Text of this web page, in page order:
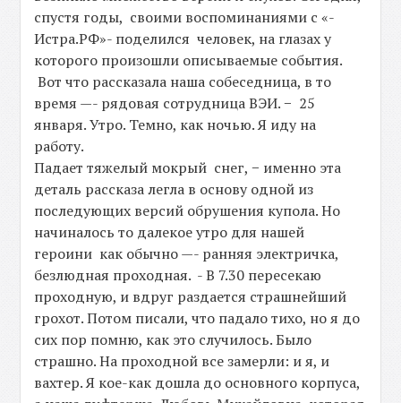
спустя годы, своими воспоминаниями с «-
Истра.РФ»- поделился человек, на глазах у
которого произошли описываемые события.
Вот что рассказала наша собеседница, в то
время —- рядовая сотрудница ВЭИ. − 25
января. Утро. Темно, как ночью. Я иду на
работу.
Падает тяжелый мокрый снег, − именно эта
деталь рассказа легла в основу одной из
последующих версий обрушения купола. Но
начиналось то далекое утро для нашей
героини как обычно —- ранняя электричка,
безлюдная проходная. - В 7.30 пересекаю
проходную, и вдруг раздается страшнейший
грохот. Потом писали, что падало тихо, но я до
сих пор помню, как это случилось. Было
страшно. На проходной все замерли: и я, и
вахтер. Я кое-как дошла до основного корпуса,